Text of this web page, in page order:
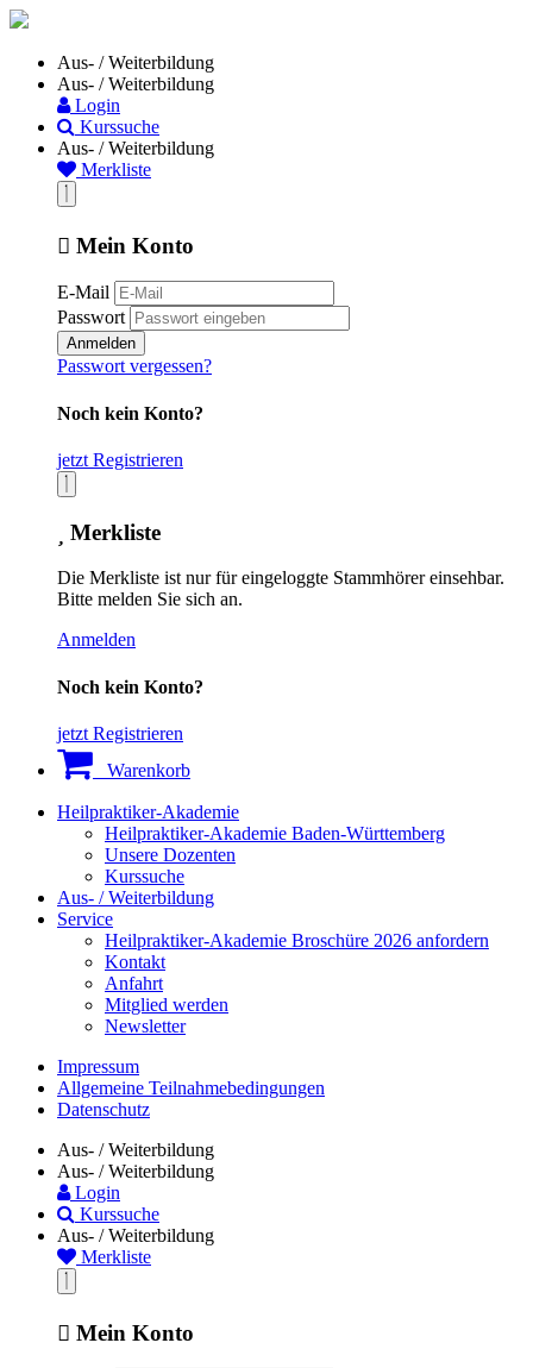
Aus- / Weiterbildung
Aus- / Weiterbildung
Login
Kurssuche
Aus- / Weiterbildung
Merkliste
Mein Konto
E-Mail
Passwort
Anmelden
Passwort vergessen?
Noch kein Konto?
jetzt Registrieren
Merkliste
Die Merkliste ist nur für eingeloggte Stammhörer einsehbar.
Bitte melden Sie sich an.
Anmelden
Noch kein Konto?
jetzt Registrieren
Warenkorb
Heilpraktiker-Akademie
Heilpraktiker-Akademie Baden-Württemberg
Unsere Dozenten
Kurssuche
Aus- / Weiterbildung
Service
Heilpraktiker-Akademie Broschüre 2026 anfordern
Kontakt
Anfahrt
Mitglied werden
Newsletter
Impressum
Allgemeine Teilnahmebedingungen
Datenschutz
Aus- / Weiterbildung
Aus- / Weiterbildung
Login
Kurssuche
Aus- / Weiterbildung
Merkliste
Mein Konto